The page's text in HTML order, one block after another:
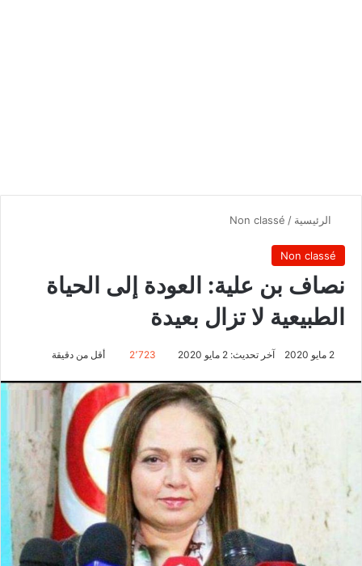
الرئيسية /
Non classé
Non classé
نصاف بن علية: العودة إلى الحياة
الطبيعية لا تزال بعيدة
2 مايو 2020 آخر تحديث: 2 مايو 2020 2٬723 أقل من دقيقة